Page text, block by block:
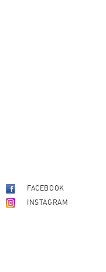
FACEBOOK
INSTAGRAM